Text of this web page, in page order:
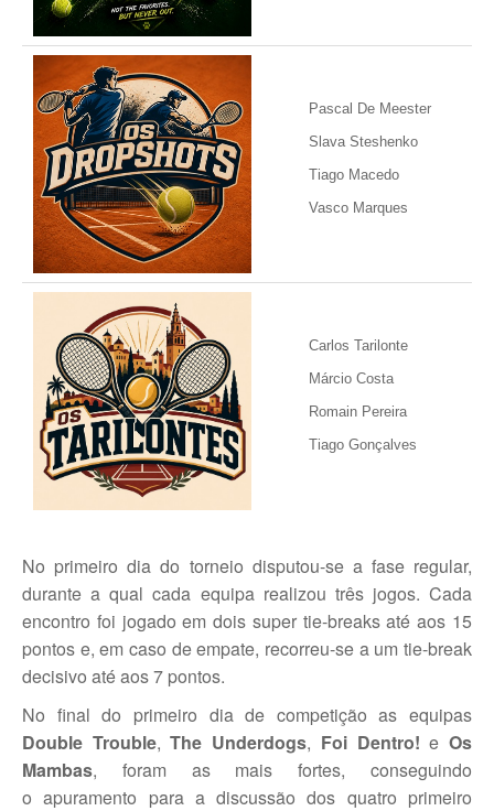
Pascal De Meester
Slava Steshenko
Tiago Macedo
Vasco Marques
Carlos Tarilonte
Márcio Costa
Romain Pereira
Tiago Gonçalves
No primeiro dia do torneio disputou-se a fase regular,
durante a qual cada equipa realizou três jogos. Cada
encontro foi jogado em dois super tie-breaks até aos 15
pontos e, em caso de empate, recorreu-se a um tie-break
decisivo até aos 7 pontos.
No final do primeiro dia de competição as equipas
Double Trouble,The Underdogs, Foi Dentro! eOs
Mambas, foram as mais fortes, conseguindo
o apuramento para a discussão dos quatro primeiro